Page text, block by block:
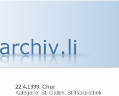
22.4.1399, Chur
Kategorie: St. Gallen, Stiftsbibliothek